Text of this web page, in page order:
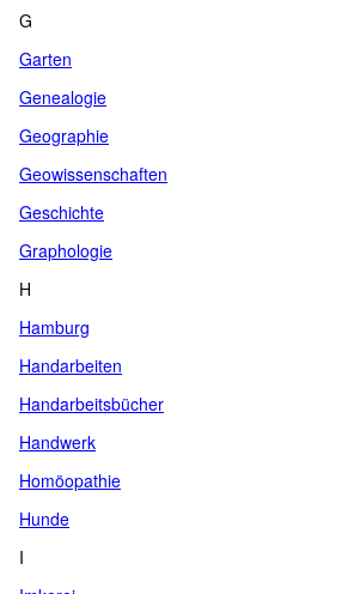
G
Garten
Genealogie
Geographie
Geowissenschaften
Geschichte
Graphologie
H
Hamburg
Handarbeiten
Handarbeitsbücher
Handwerk
Homöopathie
Hunde
I